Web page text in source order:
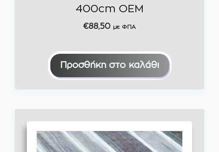
400cm OEM
€88,50 με ΦΠΑ
Προσθήκη στο καλάθι